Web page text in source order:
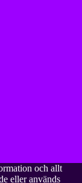
och allt
eller används